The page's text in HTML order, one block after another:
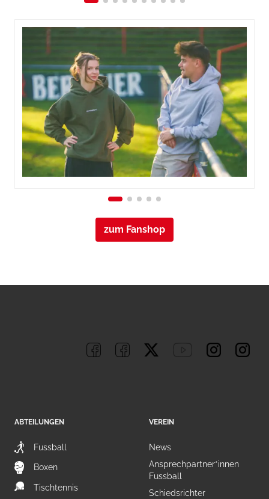
zum Fanshop
ABTEILUNGEN
Fussball
Boxen
Tischtennis
VEREIN
News
Ansprechpartner*innen
Fussball
Schiedsrichter